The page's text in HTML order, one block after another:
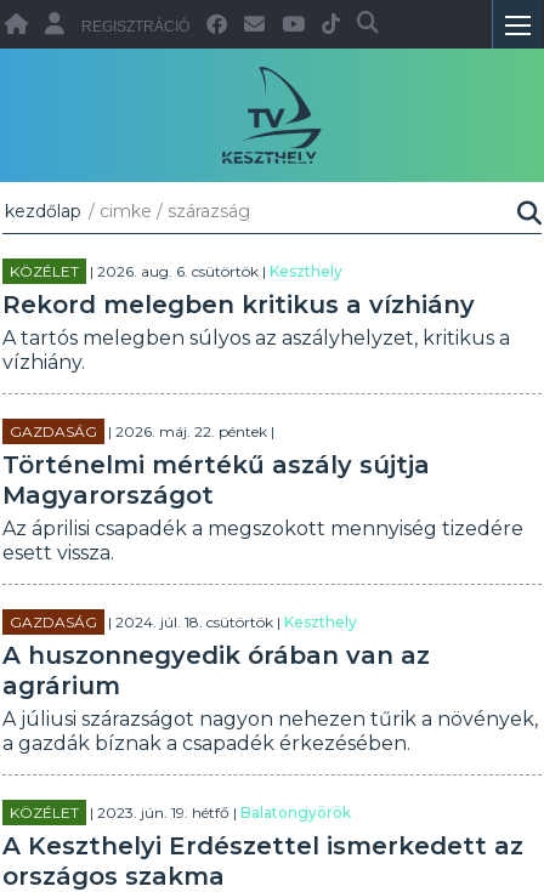
REGISZTRÁCIÓ
kezdőlap / cimke / szárazság
KÖZÉLET | 2026. aug. 6. csütörtök |Keszthely
Rekord melegben kritikus a vízhiány
A tartós melegben súlyos az aszályhelyzet, kritikus a
vízhiány.
GAZDASÁG | 2026. máj. 22. péntek |
Történelmi mértékű aszály sújtja
Magyarországot
Az áprilisi csapadék a megszokott mennyiség tizedére
esett vissza.
GAZDASÁG | 2024. júl. 18. csütörtök |Keszthely
A huszonnegyedik órában van az
agrárium
A júliusi szárazságot nagyon nehezen tűrik a növények,
a gazdák bíznak a csapadék érkezésében.
KÖZÉLET | 2023. jún. 19. hétfő |Balatongyörök
A Keszthelyi Erdészettel ismerkedett az
országos szakma